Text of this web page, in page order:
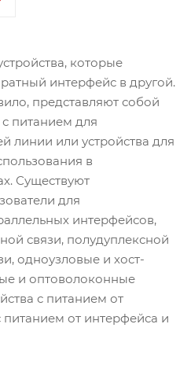
которые
интерфейс в другой.
представляют собой
питанием для
линии или устройства для
в
Существуют
для
интерфейсов,
связи, полудуплексной
одноузловые и хост-
и оптоволоконные
с питанием от
от интерфейса и